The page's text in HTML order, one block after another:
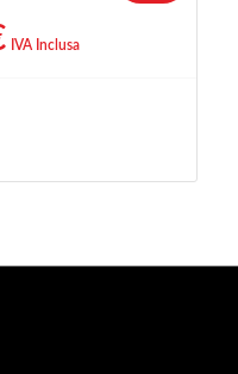
IlIVA Inclusa